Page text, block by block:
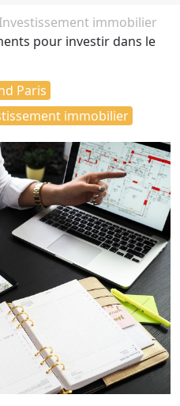
immobilier
pour investir dans le
Paris
immobilier